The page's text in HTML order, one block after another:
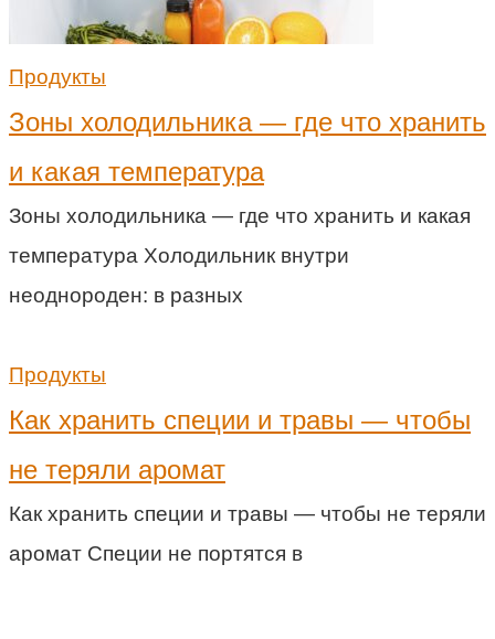
Продукты
Зоны холодильника — где что хранить
и какая температура
Зоны холодильника — где что хранить и какая
температура Холодильник внутри
неоднороден: в разных
Продукты
Как хранить специи и травы — чтобы
не теряли аромат
Как хранить специи и травы — чтобы не теряли
аромат Специи не портятся в